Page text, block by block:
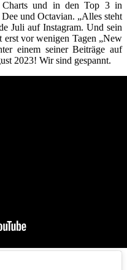
Charts und in den Top 3 in
und Octavian. „Alles steht
Juli auf Instagram. Und sein
vor wenigen Tagen „New
einem seiner Beiträge auf
2023! Wir sind gespannt.